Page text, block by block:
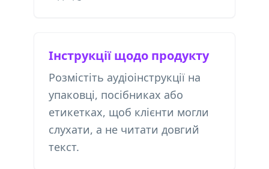
Інструкції щодо продукту
Розмістіть аудіоінструкції на
упаковці, посібниках або
етикетках, щоб клієнти могли
слухати, а не читати довгий
текст.